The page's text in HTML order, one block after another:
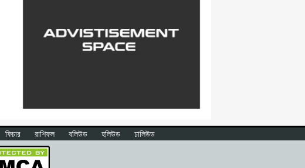
ফিচার রাশিফল বলিউড হলিউড ঢালিউড